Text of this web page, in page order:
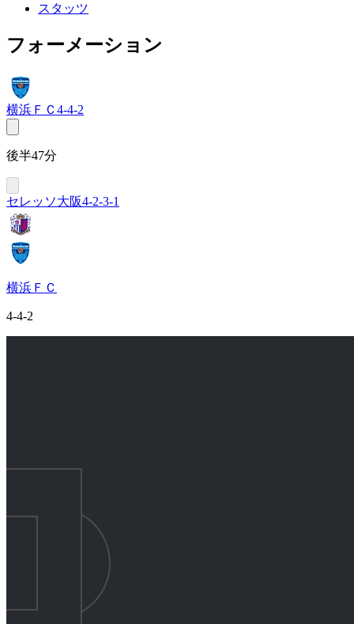
スタッツ
フォーメーション
横浜ＦＣ 4-4-2
後半47分
セレッソ大阪4-2-3-1
横浜ＦＣ
4-4-2